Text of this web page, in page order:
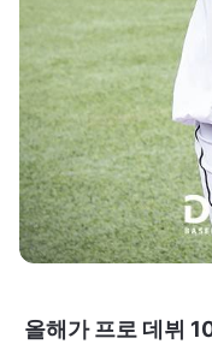
올해가 프로 데뷔